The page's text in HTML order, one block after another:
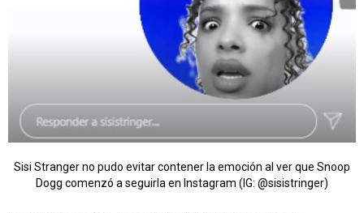
Sisi Stranger no pudo evitar contener la emoción al ver que Snoop
Dogg comenzó a seguirla en Instagram (IG: @sisistringer)